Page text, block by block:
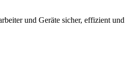
und Geräte sicher, effizient und